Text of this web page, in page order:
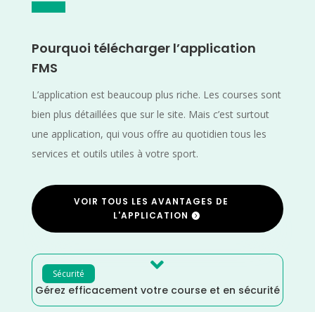
Pourquoi télécharger l’application
FMS
L’application est beaucoup plus riche. Les courses sont
bien plus détaillées que sur le site. Mais c’est surtout
une application, qui vous offre au quotidien tous les
services et outils utiles à votre sport.
VOIR TOUS LES AVANTAGES DE
L'APPLICATION
Sécurité 
Gérez efficacement votre course et en sécurité